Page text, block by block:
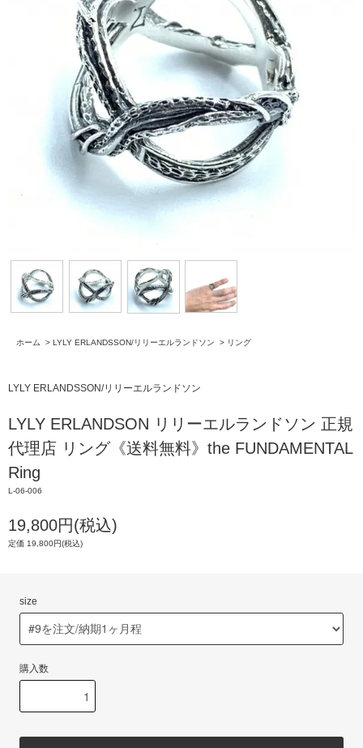
ホーム > LYLY ERLANDSSON/リリーエルランドソン > リング
LYLY ERLANDSSON/リリーエルランドソン
LYLY ERLANDSON リリーエルランドソン 正規
代理店 リング《送料無料》the FUNDAMENTAL
Ring
L-06-006
19,800円(税込)
定価 19,800円(税込)
size
購入数